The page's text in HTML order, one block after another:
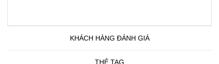
KHÁCH HÀNG ĐÁNH GIÁ
THẺ TAG